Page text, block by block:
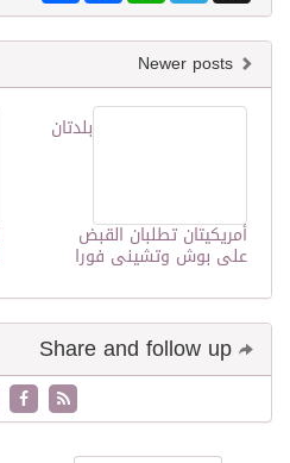
بلدتان
أمريكيتان تطلبان القبض
على بوش وتشينى فورا